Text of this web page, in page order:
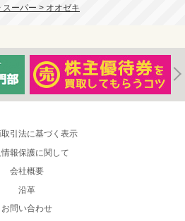
ーパー > オオゼキ
引法に基づく表示
報保護に関して
会社概要
沿革
お問い合わせ